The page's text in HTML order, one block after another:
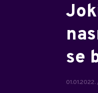
se
01.01.2022.